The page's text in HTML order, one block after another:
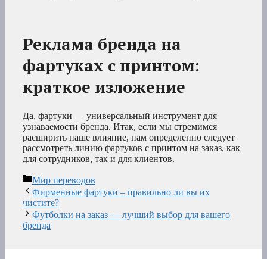
Реклама бренда на
фартуках с принтом:
краткое изложение
Да, фартуки — универсальный инструмент для
узнаваемости бренда. Итак, если мы стремимся
расширить наше влияние, нам определенно следует
рассмотреть линию фартуков с принтом на заказ, как
для сотрудников, так и для клиентов.
Рубрики
Мир переводов
Фирменные фартуки – правильно ли вы их
чистите?
Футболки на заказ — лучший выбор для вашего
бренда